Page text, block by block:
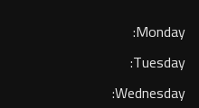
Monday:
Tuesday:
Wednesday: